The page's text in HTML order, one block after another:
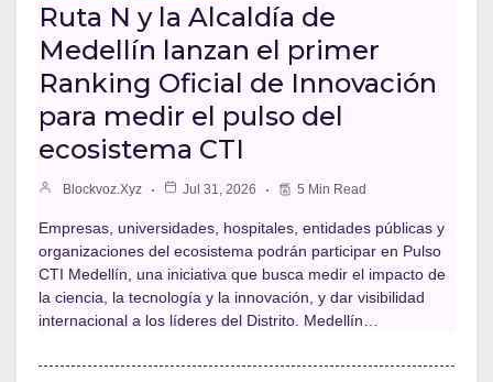
Ruta N y la Alcaldía de
Medellín lanzan el primer
Ranking Oficial de Innovación
para medir el pulso del
ecosistema CTI
Blockvoz.xyz Jul 31, 2026 5 Min Read
Empresas, universidades, hospitales, entidades públicas y
organizaciones del ecosistema podrán participar en Pulso
CTI Medellín, una iniciativa que busca medir el impacto de
la ciencia, la tecnología y la innovación, y dar visibilidad
internacional a los líderes del Distrito. Medellín…